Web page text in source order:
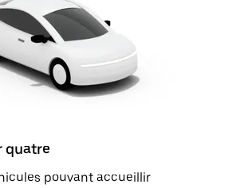
quatre
pouvant accueillir